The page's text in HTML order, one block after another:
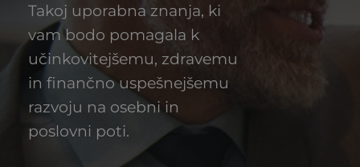
Takoj uporabna znanja, ki
vam bodo pomagala k
učinkovitejšemu, zdravemu
in finančno uspešnejšemu
razvoju na osebni in
poslovni poti.